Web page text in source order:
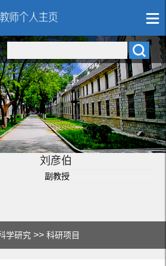
刘彦伯
副教授
学研究 >>科研项目